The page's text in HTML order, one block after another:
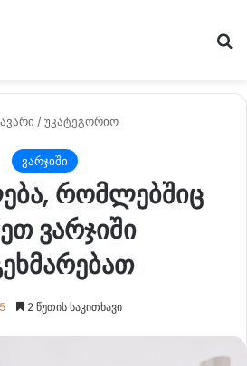
/უკატეგორიო
ვარჯიში
რომლებშიც
ვარჯიში
2 წუთის საკითხავი